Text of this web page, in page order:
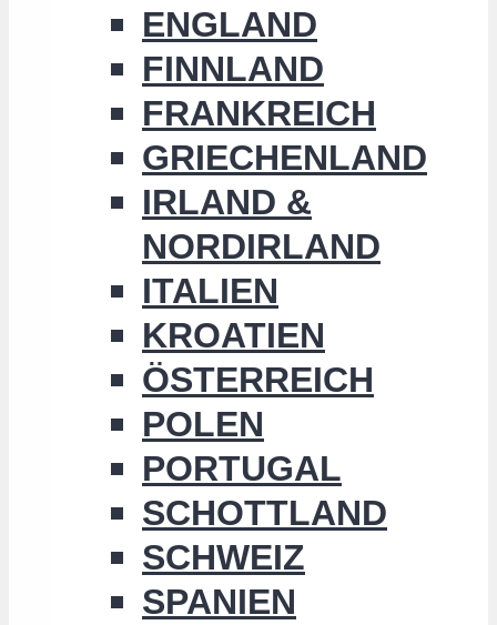
ENGLAND
FINNLAND
FRANKREICH
GRIECHENLAND
IRLAND &
NORDIRLAND
ITALIEN
KROATIEN
ÖSTERREICH
POLEN
PORTUGAL
SCHOTTLAND
SCHWEIZ
SPANIEN